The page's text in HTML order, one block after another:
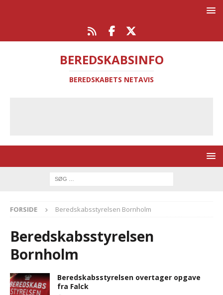
BEREDSKABSINFO
BEREDSKABETS NETAVIS
FORSIDE Beredskabsstyrelsen Bornholm
Beredskabsstyrelsen
Bornholm
Beredskabsstyrelsen overtager opgave
fra Falck